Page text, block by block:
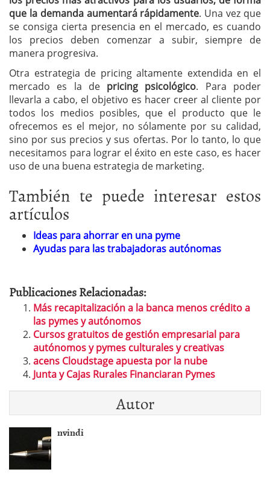
que la demanda aumentará rápidamente. Una vez que
se consiga cierta presencia en el mercado, es cuando
los precios deben comenzar a subir, siempre de
manera progresiva.
Otra estrategia de pricing altamente extendida en el
mercado es la depricing psicológico. Para poder
llevarla a cabo, el objetivo es hacer creer al cliente por
todos los medios posibles, que el producto que le
ofrecemos es el mejor, no sólamente por su calidad,
sino por sus precios y sus ofertas. Por lo tanto, lo que
necesitamos para lograr el éxito en este caso, es hacer
uso de una buena estrategia de marketing.
También te puede interesar estos
artículos
Ideas para ahorrar en una pyme
Ayudas para las trabajadoras autónomas
Publicaciones Relacionadas:
Más recapitalización a la banca menos crédito a
las pymes y autónomos
Cursos gratuitos de gestión empresarial para
autónomos y pymes culturales y creativas
acens Cloudstage apuesta por la nube
Junta y Cajas Rurales Financiaran Pymes
Autor
nvindi